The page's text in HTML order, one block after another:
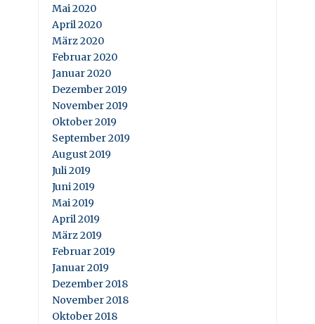
Mai 2020
April 2020
März 2020
Februar 2020
Januar 2020
Dezember 2019
November 2019
Oktober 2019
September 2019
August 2019
Juli 2019
Juni 2019
Mai 2019
April 2019
März 2019
Februar 2019
Januar 2019
Dezember 2018
November 2018
Oktober 2018